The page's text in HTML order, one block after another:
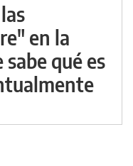
en la
qué es